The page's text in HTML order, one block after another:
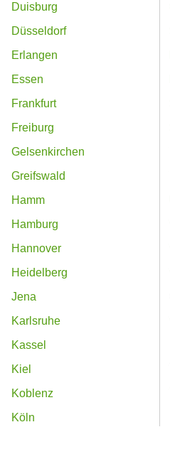
Duisburg
Düsseldorf
Erlangen
Essen
Frankfurt
Freiburg
Gelsenkirchen
Greifswald
Hamm
Hamburg
Hannover
Heidelberg
Jena
Karlsruhe
Kassel
Kiel
Koblenz
Köln